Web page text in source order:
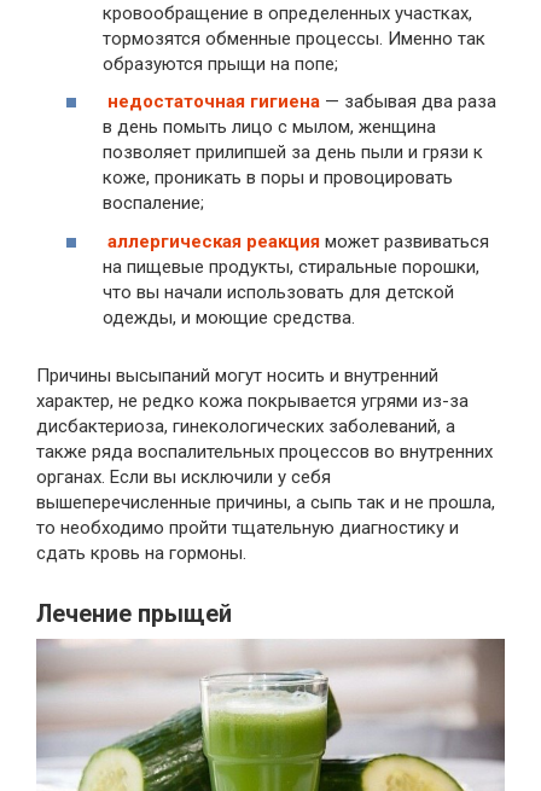
кровообращение в определенных участках,
тормозятся обменные процессы. Именно так
образуются прыщи на попе;
недостаточная гигиена — забывая два раза
в день помыть лицо с мылом, женщина
позволяет прилипшей за день пыли и грязи к
коже, проникать в поры и провоцировать
воспаление;
аллергическая реакция может развиваться
на пищевые продукты, стиральные порошки,
что вы начали использовать для детской
одежды, и моющие средства.
Причины высыпаний могут носить и внутренний
характер, не редко кожа покрывается угрями из-за
дисбактериоза, гинекологических заболеваний, а
также ряда воспалительных процессов во внутренних
органах. Если вы исключили у себя
вышеперечисленные причины, а сыпь так и не прошла,
то необходимо пройти тщательную диагностику и
сдать кровь на гормоны.
Лечение прыщей